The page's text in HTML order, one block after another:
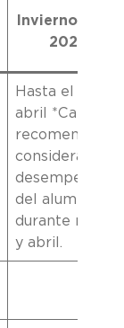
Invierno (Julio
2023)
Hasta el 15 de
abril *Carta de
considera
desempeño
del alumno
durante marzo
y abril.